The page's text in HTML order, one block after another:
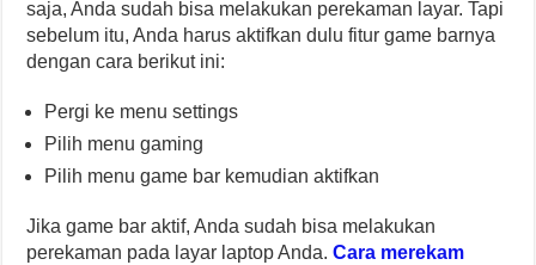
saja, Anda sudah bisa melakukan perekaman layar. Tapi
sebelum itu, Anda harus aktifkan dulu fitur game barnya
dengan cara berikut ini:
Pergi ke menu settings
Pilih menu gaming
Pilih menu game bar kemudian aktifkan
Jika game bar aktif, Anda sudah bisa melakukan
perekaman pada layar laptop Anda.Cara merekam